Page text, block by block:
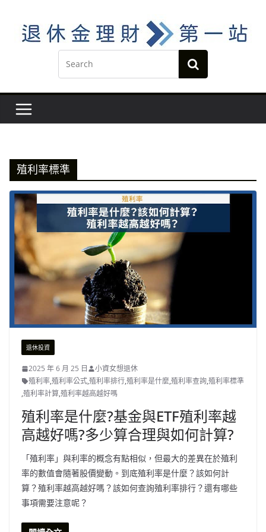
content
殖利率標準
退休投資
2025 年 6 月 25 日
小資女想退休
殖利率,殖利率公式,殖利率排行,殖利率是什麼,殖利率查詢,殖利率標準
,殖利率計算,殖利率越高越好嗎
殖利率是什麼?基金與ETF殖利率越
高越好嗎?多少算合理與如何計算?
「殖利率」與利率的概念有點相似，但最大的差異在於殖利
率的數值會隨著股價變動。到底殖利率是什麼？該如何計
算？殖利率越高越好嗎？該如何查詢殖利率排行？還有哪些
事項需要注意呢？